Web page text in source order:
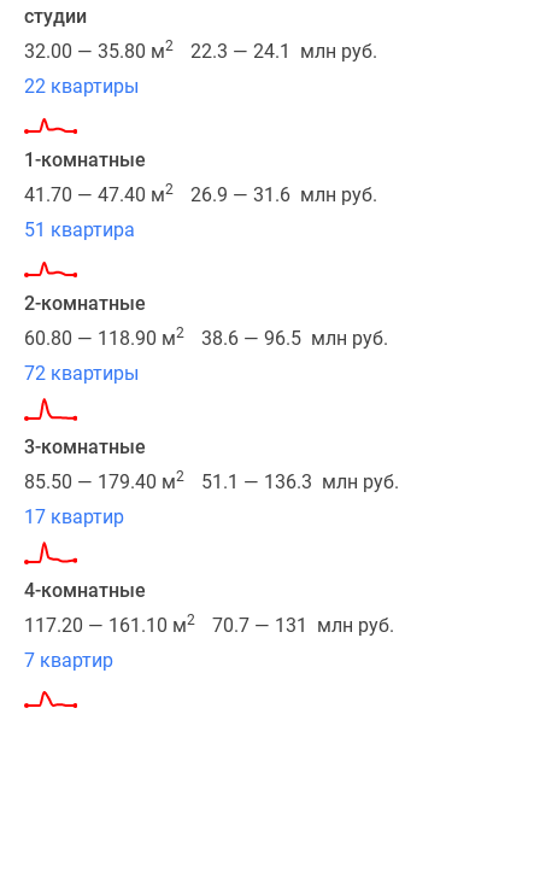
удачно
сочетает
себе
все
виды
инфраструктуры.
находятся
Ленинский
и
Ломоносовский
проспекты,
20
минутах
езды
–
и
Андреевская
набережная
у
Воробьевых
гор.
студии
32.00 — 35.80 м2
22.3 — 24.1 млн руб.
22 квартиры
1-комнатные
41.70 — 47.40 м2
26.9 — 31.6 млн руб.
51 квартира
2-комнатные
60.80 — 118.90 м2
38.6 — 96.5 млн руб.
72 квартиры
3-комнатные
85.50 — 179.40 м2
51.1 — 136.3 млн руб.
17 квартир
4-комнатные
117.20 — 161.10 м2
70.7 — 131 млн руб.
7 квартир